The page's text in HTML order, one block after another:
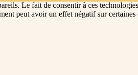
Le fait de consentir à ces
peut avoir un effet négatif sur certaines